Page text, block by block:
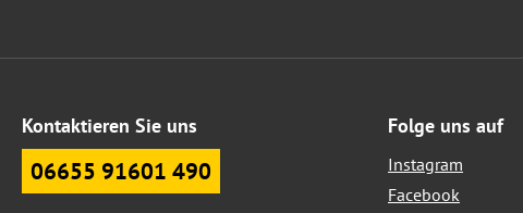
Kontaktieren Sie uns
06655 91601 490
Folge uns auf
Instagram
Facebook